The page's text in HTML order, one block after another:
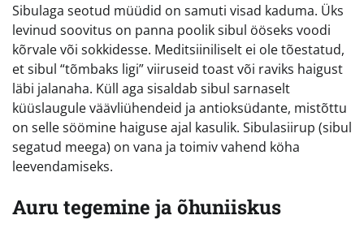
Sibulaga seotud müüdid on samuti visad kaduma. Üks
levinud soovitus on panna poolik sibul ööseks voodi
kõrvale või sokkidesse. Meditsiiniliselt ei ole tõestatud,
et sibul “tõmbaks ligi” viiruseid toast või raviks haigust
läbi jalanaha. Küll aga sisaldab sibul sarnaselt
küüslaugule väävliühendeid ja antioksüdante, mistõttu
on selle söömine haiguse ajal kasulik. Sibulasiirup (sibul
segatud meega) on vana ja toimiv vahend köha
leevendamiseks.
Auru tegemine ja õhuniiskus